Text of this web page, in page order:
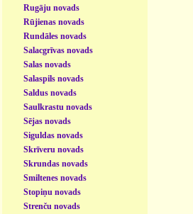
Rugāju novads
Rūjienas novads
Rundāles novads
Salacgrīvas novads
Salas novads
Salaspils novads
Saldus novads
Saulkrastu novads
Sējas novads
Siguldas novads
Skrīveru novads
Skrundas novads
Smiltenes novads
Stopiņu novads
Strenču novads